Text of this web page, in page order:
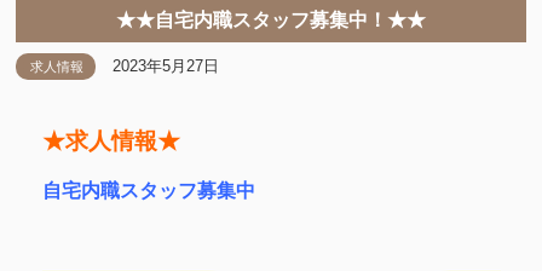
★★自宅内職スタッフ募集中！★★
求人情報 2023年5月27日
★求人情報★
自宅内職スタッフ募集中